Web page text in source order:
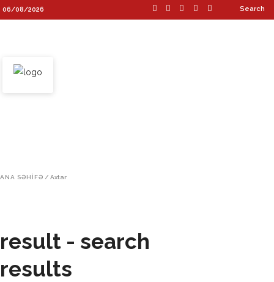
06/08/2026 Search
DÜNYA ƏDƏBİYYATI
DÜNYA ƏDƏBİYYATI
ANA SƏHIFƏ / Axtar
result - search
results